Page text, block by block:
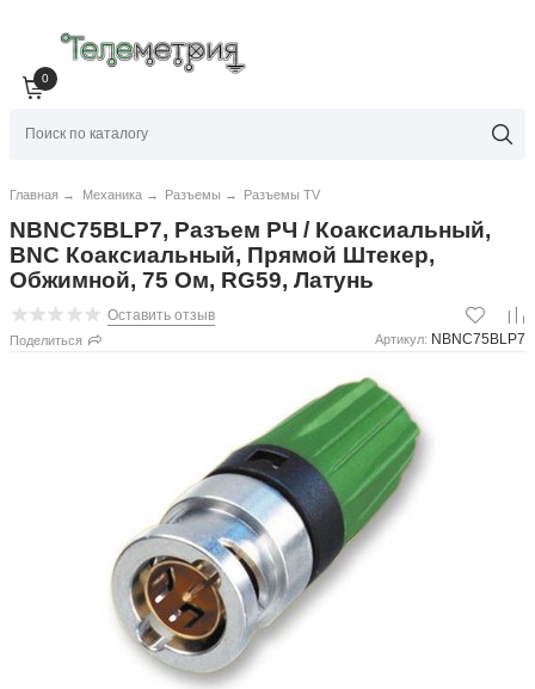
0
Главная → Механика → Разъемы → Разъемы TV
NBNC75BLP7, Разъем РЧ / Коаксиальный,
BNC Коаксиальный, Прямой Штекер,
Обжимной, 75 Ом, RG59, Латунь
Оставить отзыв
Поделиться Артикул: NBNC75BLP7